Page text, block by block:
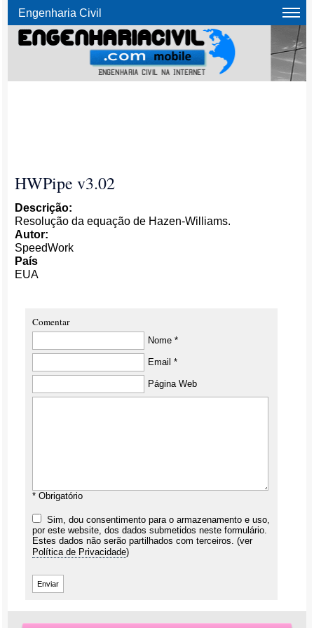
Engenharia Civil
HWPipe v3.02
Descrição:
Resolução da equação de Hazen-Williams.
Autor:
SpeedWork
País
EUA
Comentar
Nome *
Email *
Página Web
* Obrigatório
Sim, dou consentimento para o armazenamento e uso,
por este website, dos dados submetidos neste formulário.
Estes dados não serão partilhados com terceiros. (ver
Política de Privacidade)